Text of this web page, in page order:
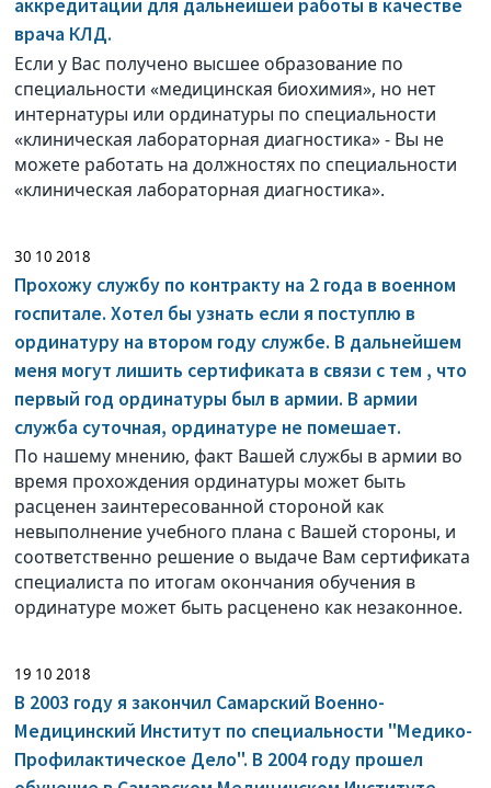
аккредитации для дальнейшей работы в качестве
врача КЛД.
Если у Вас получено высшее образование по
специальности «медицинская биохимия», но нет
интернатуры или ординатуры по специальности
«клиническая лабораторная диагностика» - Вы не
можете работать на должностях по специальности
«клиническая лабораторная диагностика».
30 10 2018
Прохожу службу по контракту на 2 года в военном
госпитале. Хотел бы узнать если я поступлю в
ординатуру на втором году службе. В дальнейшем
меня могут лишить сертификата в связи с тем , что
первый год ординатуры был в армии. В армии
служба суточная, ординатуре не помешает.
По нашему мнению, факт Вашей службы в армии во
время прохождения ординатуры может быть
расценен заинтересованной стороной как
невыполнение учебного плана с Вашей стороны, и
соответственно решение о выдаче Вам сертификата
специалиста по итогам окончания обучения в
ординатуре может быть расценено как незаконное.
19 10 2018
В 2003 году я закончил Самарский Военно-
Медицинский Институт по специальности "Медико-
Профилактическое Дело". В 2004 году прошел